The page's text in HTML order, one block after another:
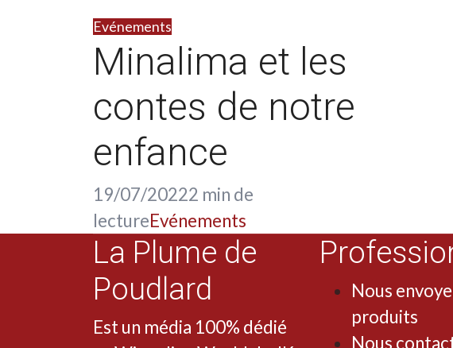
Evénements
Minalima et les
contes de notre
enfance
19/07/20222 min de
lectureEvénements
La Plume de
Poudlard
Est un média 100% dédié
Nous
produits
Nous